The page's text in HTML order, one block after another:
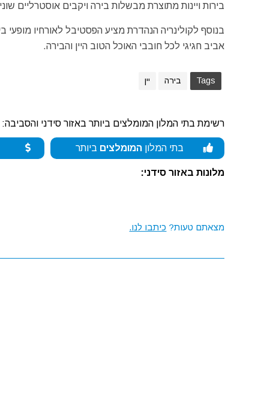
בירות ויינות מתוצרת מבשלות בירה ויקבים אוסטרליים
בנוסף לקולינריה הנהדרת מציע הפסטיבל לאורחיו מופעי
אביב חגיגי לכל חובבי האוכל הטוב היין והבירה.
Tags בירה יין
רשימת בתי המלון המומלצים ביותר באזור סידני והסביבה:
בתי המלון המומלצים ביותר
מלונות באזור סידני:
מצאתם טעות? כיתבו לנו.